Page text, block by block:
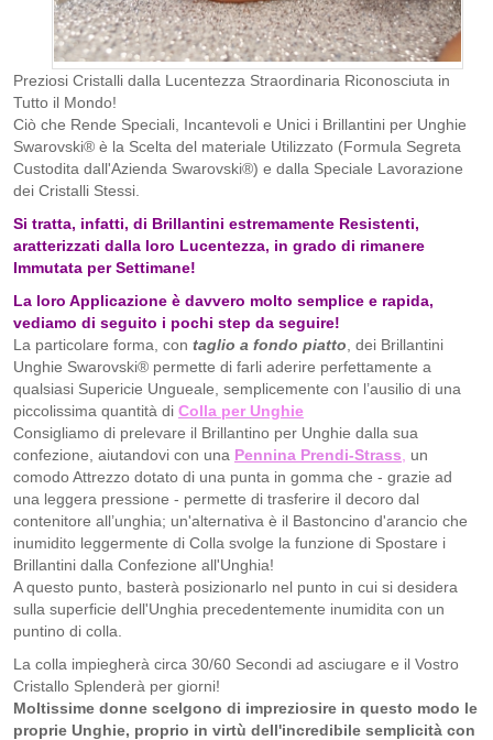
Preziosi Cristalli dalla Lucentezza Straordinaria Riconosciuta in
Tutto il Mondo!
Ciò che Rende Speciali, Incantevoli e Unici i Brillantini per Unghie
Swarovski® è la Scelta del materiale Utilizzato (Formula Segreta
Custodita dall'Azienda Swarovski®) e dalla Speciale Lavorazione
dei Cristalli Stessi.
Si tratta, infatti, di Brillantini estremamente Resistenti,
aratterizzati dalla loro Lucentezza, in grado di rimanere
Immutata per Settimane!
La loro Applicazione è davvero molto semplice e rapida,
vediamo di seguito i pochi step da seguire!
La particolare forma, con taglio a fondo piatto , dei Brillantini
Unghie Swarovski® permette di farli aderire perfettamente a
qualsiasi Supericie Ungueale, semplicemente con l’ausilio di una
piccolissima quantità di Colla per Unghie
Consigliamo di prelevare il Brillantino per Unghie dalla sua
confezione, aiutandovi con una Pennina Prendi-Strass
un
comodo Attrezzo dotato di una punta in gomma che - grazie ad
una leggera pressione - permette di trasferire il decoro dal
contenitore all’unghia; un'alternativa è il Bastoncino d'arancio che
inumidito leggermente di Colla svolge la funzione di Spostare i
Brillantini dalla Confezione all'Unghia!
A questo punto, basterà posizionarlo nel punto in cui si desidera
sulla superficie dell'Unghia precedentemente inumidita con un
puntino di colla.
La colla impiegherà circa 30/60 Secondi ad asciugare e il Vostro
Cristallo Splenderà per giorni!
Moltissime donne scelgono di impreziosire in questo modo le
proprie Unghie, proprio in virtù dell'incredibile semplicità con